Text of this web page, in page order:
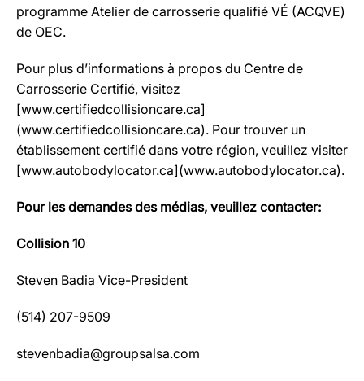
programme Atelier de carrosserie qualifié VÉ (ACQVE)
de OEC.
Pour plus d’informations à propos du Centre de
Carrosserie Certifié, visitez
[www.certifiedcollisioncare.ca]
(www.certifiedcollisioncare.ca). Pour trouver un
établissement certifié dans votre région, veuillez visiter
[www.autobodylocator.ca](www.autobodylocator.ca).
Pour les demandes des médias, veuillez contacter:
Collision 10
Steven Badia Vice-President
(514) 207-9509
stevenbadia@groupsalsa.com